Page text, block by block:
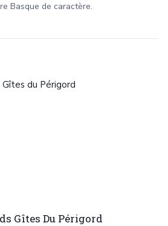
Basque de caractère.
Gîtes Du Périgord